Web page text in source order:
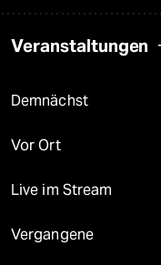
Veranstaltungen
Demnächst
Vor Ort
Live im Stream
Vergangene